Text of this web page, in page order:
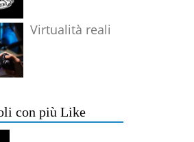
Virtualità reali
con più Like